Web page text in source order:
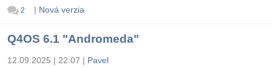
2 | Nová verzia
Q4OS 6.1 "Andromeda"
12.09.2025 | 22:07 | Pavel